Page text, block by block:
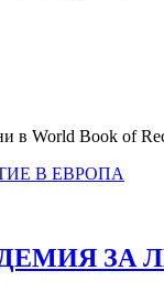
в World Book of
ЗА